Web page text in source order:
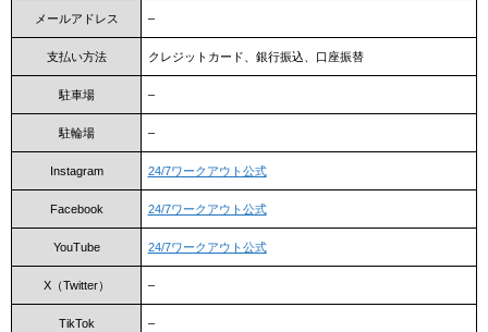
メールアドレス –
支払い方法 クレジットカード、銀行振込、口座振替
駐車場 –
駐輪場 –
Instagram 24/7ワークアウト公式
Facebook 24/7ワークアウト公式
YouTube 24/7ワークアウト公式
X（Twitter） –
TikTok –